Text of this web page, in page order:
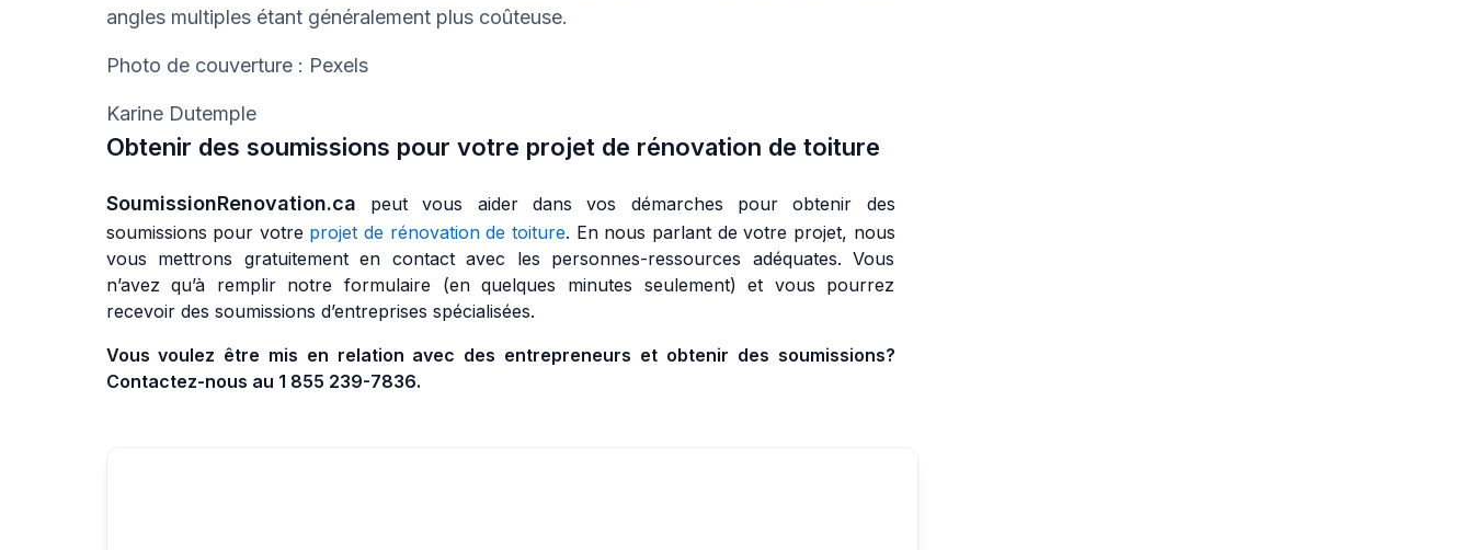
angles multiples étant généralement plus coûteuse.
Photo de couverture : Pexels
Karine Dutemple
Obtenir des soumissions pour votre projet de rénovation de toiture
SoumissionRenovation.ca peut vous aider dans vos démarches pour obtenir des
soumissions pour votre projet de rénovation de toiture. En nous parlant de votre projet, nous
vous mettrons gratuitement en contact avec les personnes-ressources adéquates. Vous
n’avez qu’à remplir notre formulaire (en quelques minutes seulement) et vous pourrez
recevoir des soumissions d’entreprises spécialisées.
Vous voulez être mis en relation avec des entrepreneurs et obtenir des soumissions?
Contactez-nous au 1 855 239-7836.